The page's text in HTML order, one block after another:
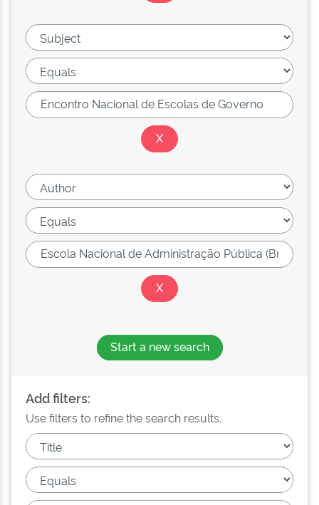
Start a new search
Add filters:
Use filters to refine the search results.